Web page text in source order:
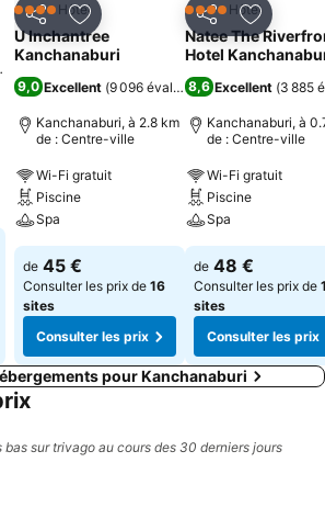
favoris
PartagerAjouter à mes favoris
4 ÉtoilesHôtel
U Inchantree
Kanchanaburi
9,0 Excellent (9 096 évaluations)
Kanchanaburi, à 2.8 km
de : Centre-ville
Wi-Fi gratuit
Piscine
Spa
de 45 €
Consulter les prix de 16
sites
Consulter les prix
PartagerAjouter
4 ÉtoilesHôtel
Natee The
Hotel
8,6 Excellent (3 885
Kanchanaburi, à
de : Centre-ville
Wi-Fi gratuit
Piscine
Spa
de 48 €
Consulter les prix de
sites
Consulter les prix
pour Kanchanaburi
bas sur trivago au cours des 30 derniers jours